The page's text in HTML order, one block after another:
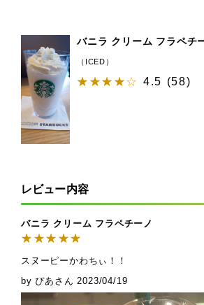
バニラ クリーム フラペチ
（ICED）
4.5 (58)
レビュー内容
バニラ クリーム フラペチーノ
スヌーピーかわちぃ！！
by ぴあさん 2023/04/19